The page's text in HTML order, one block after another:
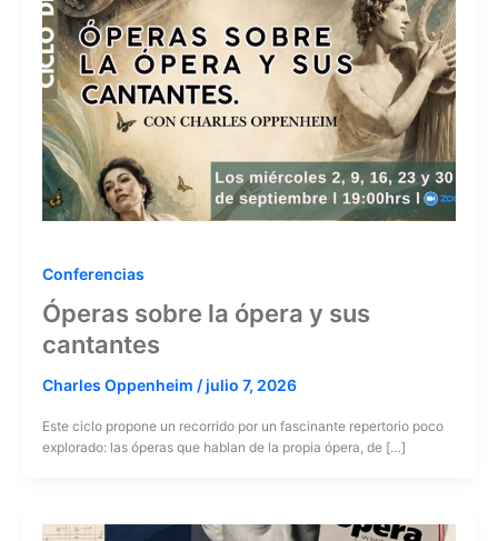
Conferencias
Óperas sobre la ópera y sus
cantantes
Charles Oppenheim /julio 7, 2026
Este ciclo propone un recorrido por un fascinante repertorio poco
explorado: las óperas que hablan de la propia ópera, de […]